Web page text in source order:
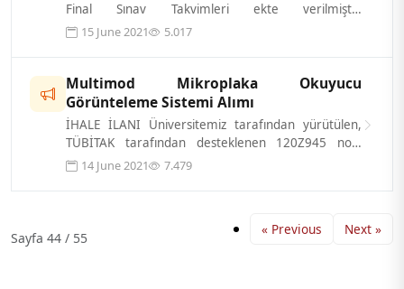
Final Sınav Takvimleri ekte verilmiştir.
Öğrencilerimize Önemle Duyurulur. &...
15 June 2021 5.017
Multimod Mikroplaka Okuyucu
Görünteleme Sistemi Alımı
İHALE İLANI Üniversitemiz tarafından yürütülen,
TÜBİTAK tarafından desteklenen 120Z945 nolu
(Bakteri Sporlarının Floresan Özell...
14 June 2021 7.479
Sayfa 44 / 55
« Previous Next »